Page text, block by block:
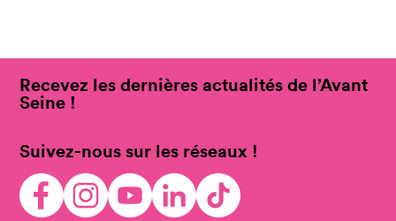
Recevez les dernières actualités de l’Avant
Seine !
Suivez-nous sur les réseaux !